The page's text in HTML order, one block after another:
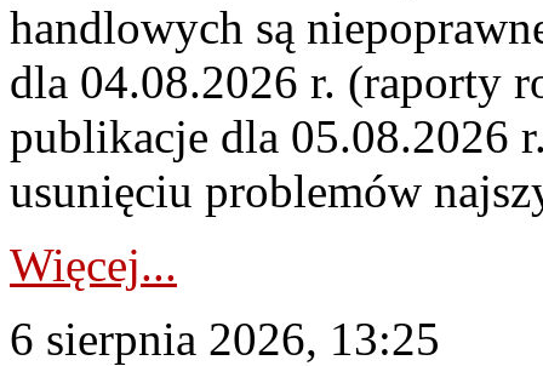
handlowych są
dla 04.08.2026 r. (raporty
publikacje dla 05.08.2026
usunięciu problemów
Więcej...
6 sierpnia 2026, 13:25